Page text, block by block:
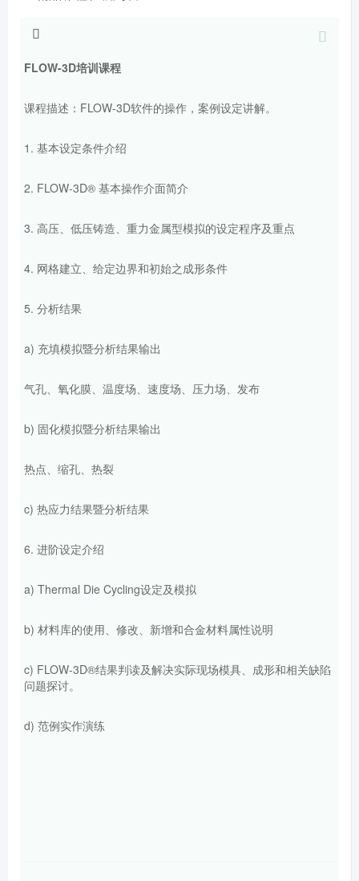
FLOW-3D培训课程
课程描述：FLOW-3D软件的操作，案例设定讲解。
1. 基本设定条件介绍
2. FLOW-3D® 基本操作介面简介
3. 高压、低压铸造、重力金属型模拟的设定程序及重点
4. 网格建立、给定边界和初始之成形条件
5. 分析结果
a) 充填模拟暨分析结果输出
气孔、氧化膜、温度场、速度场、压力场、发布
b) 固化模拟暨分析结果输出
热点、缩孔、热裂
c) 热应力结果暨分析结果
6. 进阶设定介绍
a) Thermal Die Cycling设定及模拟
b) 材料库的使用、修改、新增和合金材料属性说明
c) FLOW-3D®结果判读及解决实际现场模具、成形和相关缺陷
问题探讨。
d) 范例实作演练